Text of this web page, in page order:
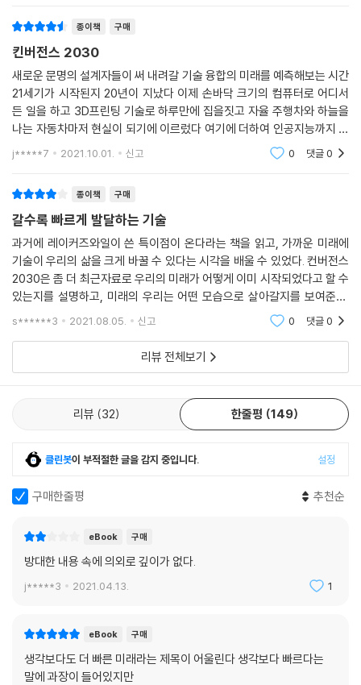
0년 정도를 보태는 일은(즉, 인간의 수명을 현저하게 증가시키는 일은) 이
--- chapter 10_ 죽음을 거스르는 신인류의 탄생
융합기술은 부동산 산업의 거의 모든 요소를 소멸화, 무료화 그리고 대중
화하고 있다. 부동산 대기업들의 기반시설은 점점 가상화되는 추세며, 부
동산 중개인이 사라질 날도 머지않았다. 게다가 위치와 근접성이라는 이
산업의 두 기둥조차 향후 10년이 가기 전에 거침없는 무료화의 흐름 위에
동산도 미래에는 대다수가 저렴한 가격에 구입할 수 있게 될 것이다.
이렇듯 부동산에서 이루어지는 변화와 금융 및 보험 산업의 혁신이 합쳐지
면서, 우리는 도시의 스카이라인과 비즈니스의 본질이 급변하는 모습을 목
격하고 있다. 이런 과정이 가속화되고 저렴해지고 중개인마저 사라지면서
모든 사람이 이 발전의 혜택을 누릴 수 있게 된다면 어떨까? 역사상 가장
큰 부를 창출해냈던 세 가지 엔진이 전면적인 재창조의 국면으로 돌입하게
그리고 이 기술은 우리가 논의할 마지막 이주, 즉 개인의 두뇌를 기반으로
가능하게 해주었다. 이 하이브 마인드 기술은 인류의 가장 위대한 여정이
지구로부터 우주를 향하는 이주가 아니라 바로 인간 정신세계의 내부와 외
부를 탐구하는 것이라는 사실을 우리에게 상기시켜준다. 게다가 일론 머스
크와 브라이언 존슨이 주장하는 것처럼 사람들에게 집단의식으로의 이주
를 독려할 당위성은 경제적 측면만으로도 충분하다. 인간이 인공지능과 경
쟁을 하고 있는 세상에서, 이 기술을 바탕으로 경제적 문제를 해결하는 일
다. 네트워크와 센서, 인공지능 기술이 융합하면 마트와 쇼핑몰은 어떤 변
화를 겪게 될까? 아니, 3D 프린팅으로 맞춤형 제품을 ‘출력할’ 수 있게 되
면 우리가 쇼핑이라고 부르던 활동의 정의가 달라질 수도 있지 않을까? 가
상현실과 아바타, 인공지능이 교육 현장과 엔터테인먼트 업계에 도입되면
초개인화된 맞춤 교육과 생생한 경험이 가능해지지 않을까? 구글이 알아
서 내 건강을 관리해주고 세포보다도 작은 나노로봇이 몸 안에 들어가 종
양을 조기에 치료하고 나아가 DNA도 편집할 수 있다면 인간은 얼마나 더
은 권력을 유지할 수 있을까?
마지막 제3부에서는 좀 더 거시적인 시각에서 우리가 이루어낼 발전이 환
경, 경제 그리고 인류의 존재에 어떤 위협을 가할 것인지를 살펴본다. 또한
다음 세기까지 시야를 확장해 인류가 겪게 될 다섯 갈래의 거대한 이주 즉
경제적 동기로 인한 이동, 기후의 변화에 따르는 탈출, 가상 세계의 탐구,
우주의 식민지화, 인간의 두뇌를 서로 연결해서 집단지성을 도출하는 하이
브 마인드(hive mind) 등에 대해 탐구한다.
앞으로 다가올 10년이 세상을 놀라게 할 급격한 변화로 채워질 거라는 사
실에는 의심의 여지가 없다. 지구상의 모든 산업이 전면적인 재창조를 눈
앞에 두고 있는 지금, 당신은 변화를 먼저 읽는 퍼스트 무버가 되어야 한다.
그 거센 흐름에 신속하고 용감하게 대처하는 기업가, 혁신가, 리더들만이
엄청난 기회를 거머쥘 수 있다. 기술 대폭발을 앞두고 있는 이 새로운 세계
게 이 책은 필수불가결한 안내자가 되어줄 것이다.
종이책 구매
킨버전스 2030
새로운 문명의 설계자들이 써 내려갈 기술 융합의 미래를 예측해보는 시간
21세기가 시작된지 20년이 지났다 이제 손바닥 크기의 컴퓨터로 어디서
든 일을 하고 3D프린팅 기술로 하루만에 집을짓고 자율 주행차와 하늘을
나는 자동차마저 현실이 되기에 이르렀다 여기에 더하여 인공지능까지 우
리 생활속으로 속속 침투되고 있다 오늘날 세상을 지배하는 거대한 산업들
은 융합기술로 인해
j*****7 2021.10.01. 신고 0 댓글0
종이책 구매
갈수록 빠르게 발달하는 기술
과거에 레이커즈와일이 쓴 특이점이 온다라는 책을 읽고, 가까운 미래에
기술이 우리의 삶을 크게 바꿀 수 있다는 시각을 배울 수 있었다. 컨버전스
2030은 좀 더 최근자료로 우리의 미래가 어떻게 이미 시작되었다고 할 수
있는지를 설명하고, 미래의 우리는 어떤 모습으로 살아갈지를 보여준다.
희박한 가능성을 보여주는 것이 아니라, 이미 기술 분야에서 발달하고 있
s******3 2021.08.05. 신고 0 댓글0
리뷰 전체보기
리뷰 32 한줄평 149
클린봇이 부적절한 글을 감지 중입니다. 설정
구매한줄평 추천순
eBook 구매
방대한 내용 속에 의외로 깊이가 없다.
j*****3 2021.04.13. 1
eBook 구매
생각보다도 더 빠른 미래라는 제목이 어울린다 생각보다 빠르다는
말에 과장이 들어있지만